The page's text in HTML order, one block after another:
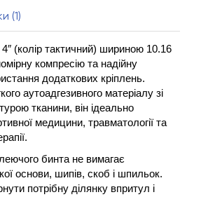
(1)
(колір тактичний) шириною 10.16
компресію та надійну
додаткових кріплень.
аутоадгезивного матеріалу зі
тканини, він ідеально
медицини, травматології та
бинта не вимагає
основи, шипів, скоб і шпильок.
потрібну ділянку впритул і